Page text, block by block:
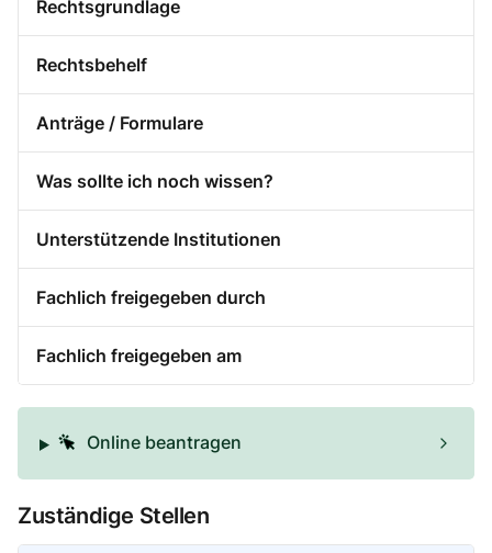
Rechtsgrundlage
Rechtsbehelf
Anträge / Formulare
Was sollte ich noch wissen?
Unterstützende Institutionen
Fachlich freigegeben durch
Fachlich freigegeben am
Online beantragen
Zuständige Stellen